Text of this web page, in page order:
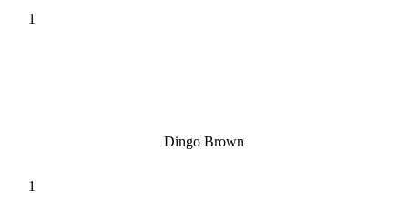
Dingo Brown